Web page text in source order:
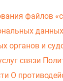
файлов
данных
органов и
связи
О